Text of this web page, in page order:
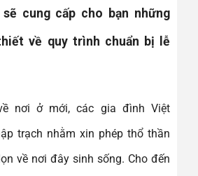
cung cấp cho bạn những
về quy trình chuẩn bị lễ
nơi ở mới, các gia đình Việt
trạch nhằm xin phép thổ thần
về nơi đây sinh sống. Cho đến